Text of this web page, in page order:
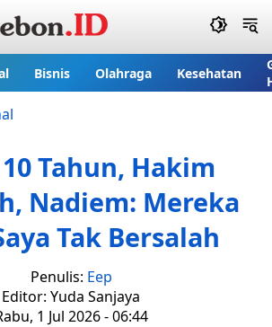
Bisnis Olahraga Kesehatan
Tahun, Hakim
Nadiem: Mereka
Tak Bersalah
Penulis: Eep
Editor: Yuda Sanjaya
1 Jul 2026 - 06:44